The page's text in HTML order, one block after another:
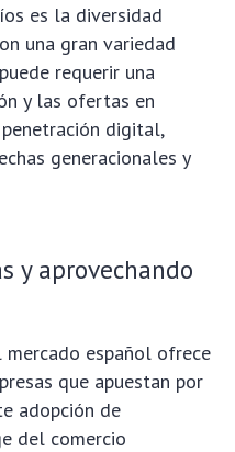
es la diversidad
una gran variedad
requerir una
y las ofertas en
digital,
generacionales y
y aprovechando
español ofrece
que apuestan por
adopción de
del comercio